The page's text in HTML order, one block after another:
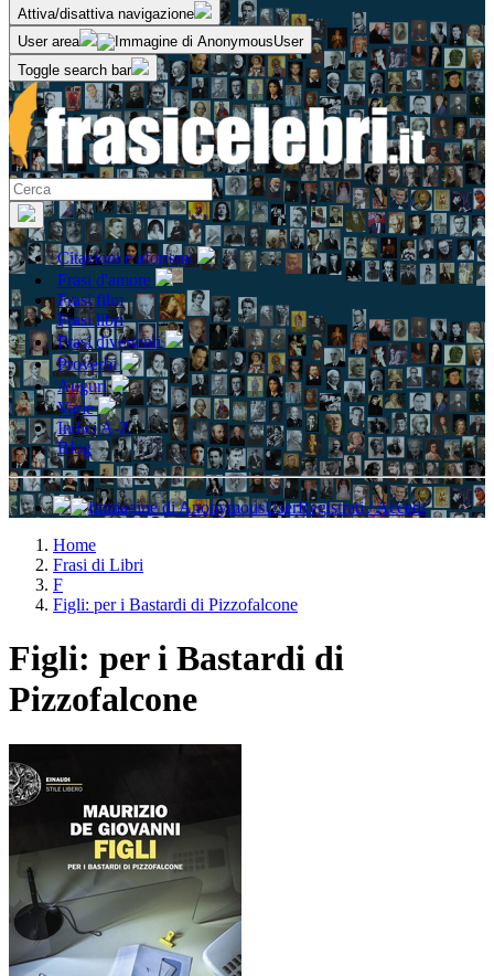
Attiva/disattiva navigazione
User area
Toggle search bar
Citazioni e aforismi
Frasi d'amore
Frasi film
Frasi libri
Frasi divertenti
Proverbi
Auguri
Varie
Indici A-Z
Blog
Registrati / Accedi
Home
Frasi di Libri
F
Figli: per i Bastardi di Pizzofalcone
Figli: per i Bastardi di
Pizzofalcone